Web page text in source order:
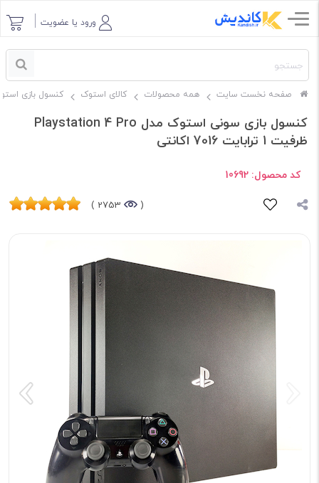
ورود یا عضویت
صفحه نخست سایت همه محصولات کالای استوک کنسول بازی
کنسول بازی سونی استوک مدل Playstation 4 Pro
ظرفیت 1 ترابایت 7016 اکانتی
کد محصول: 10692
(
2753 )